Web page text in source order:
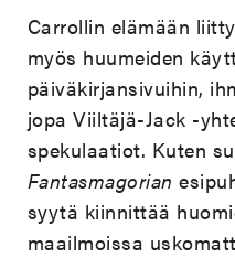
Carrollin elämään
myös huumeiden
päiväkirjansivuihin,
jopa Viiltäjä-Jack -
spekulaatiot. Kuten
Fantasmagorian
syytä kiinnittää
maailmoissa